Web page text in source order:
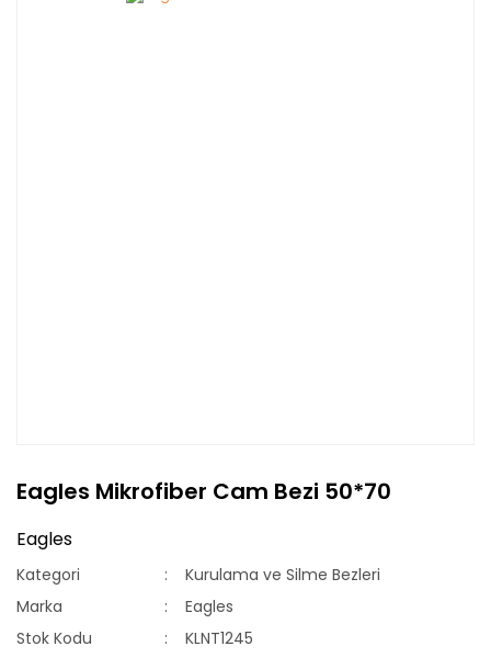
Eagles Mikrofiber Cam Bezi 50*70
Eagles
Kategori
Kurulama ve Silme Bezleri
Marka
Eagles
Stok Kodu
KLNT1245